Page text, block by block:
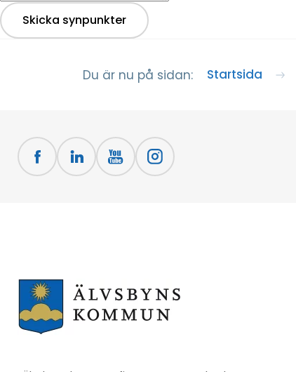
Skicka synpunkter
Du är nu på sidan: Startsida